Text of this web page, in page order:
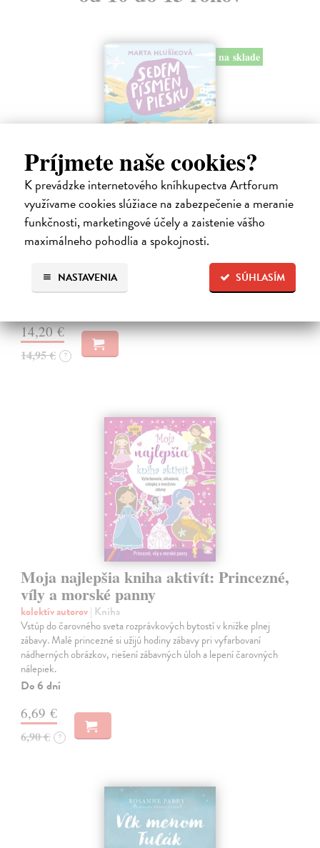
Príjmete naše cookies?
K prevádzke internetového kníhkupectva Artforum
využívame cookies slúžiace na zabezpečenie a meranie
funkčnosti, marketingové účely a zaistenie vášho
maximálneho pohodlia a spokojnosti.
SÚHLASÍM
NASTAVENIA
na sklade
Sedem písmen v piesku
Hlušíková Marta| Kniha
Dovolenka na Kréte je niekedy plná prekvapení. Súrodenci Noro a
usušenú jaštericu, zaujmú ich Uwe a Hans, ktorí sú takmer celé dni
14,20 €
14,95 € ?
Moja najlepšia kniha aktivít: Princezné,
víly a morské panny
kolektív autorov| Kniha
Vstúp do čarovného sveta rozprávkových bytostí v knižke plnej
zábavy. Malé princezné si užijú hodiny zábavy pri vyfarbovaní
nádherných obrázkov, riešení zábavných úloh a lepení čarovných
nálepiek.
Do 6 dní
6,69 €
6,90 € ?